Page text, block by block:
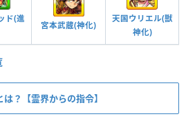
ド(進
宮本武蔵(神化)
天国ウリエル(獣
神化)
？【霊界からの指令】